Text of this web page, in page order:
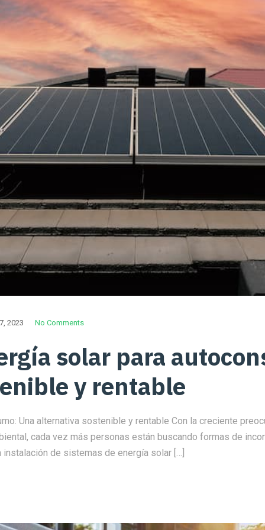
2023 No Comments
solar para
y rentable
Una alternativa sostenible y rentable Con la creciente
cada vez más personas están buscando formas de
de sistemas de energía solar […]